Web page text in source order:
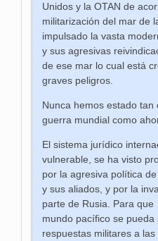
Unidos y la OTAN de
militarización del mar de
impulsado la vasta
y sus agresivas
de ese mar lo cual está
graves peligros.
Nunca hemos estado tan
guerra mundial como
El sistema jurídico
vulnerable, se ha visto
por la agresiva política
y sus aliados, y por la
parte de Rusia. Para que
mundo pacífico se
respuestas militares a